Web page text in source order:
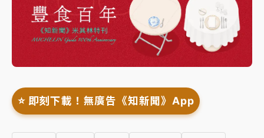
⭐️ 即刻下載！無廣告《知新聞》App